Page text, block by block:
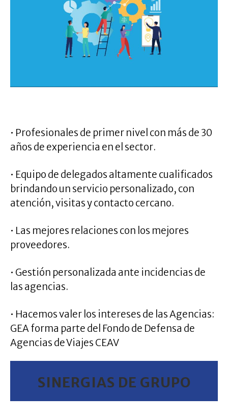
• Profesionales de primer nivel con más de 30
años de experiencia en el sector.
• Equipo de delegados altamente cualificados
brindando un servicio personalizado, con
atención, visitas y contacto cercano.
• Las mejores relaciones con los mejores
proveedores.
• Gestión personalizada ante incidencias de
las agencias.
• Hacemos valer los intereses de las Agencias:
GEA forma parte del Fondo de Defensa de
Agencias de Viajes CEAV
SINERGIAS DE GRUPO